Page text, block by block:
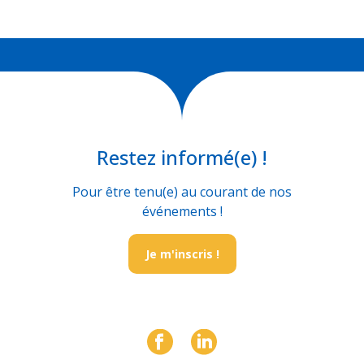
Restez informé(e) !
Pour être tenu(e) au courant de nos
événements !
Je m'inscris !